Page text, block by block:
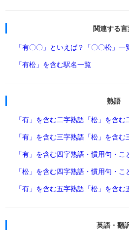
関連する言
「有〇〇」といえば？ 「〇〇松」一
「有松」を含む駅名一覧
熟語
「有」を含む二字熟語 「松」を含
「有」を含む三字熟語 「松」を含
「有」を含む四字熟語・慣用句・こ
「松」を含む四字熟語・慣用句・こ
「有」を含む五字熟語 「松」を含
英語・翻